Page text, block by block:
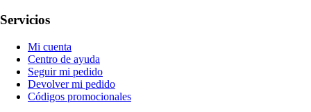
Servicios
Mi cuenta
Centro de ayuda
Seguir mi pedido
Devolver mi pedido
Códigos promocionales